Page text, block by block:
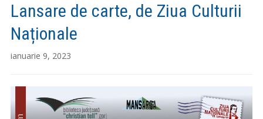
Lansare de carte, de Ziua Culturii
Naționale
ianuarie 9, 2023